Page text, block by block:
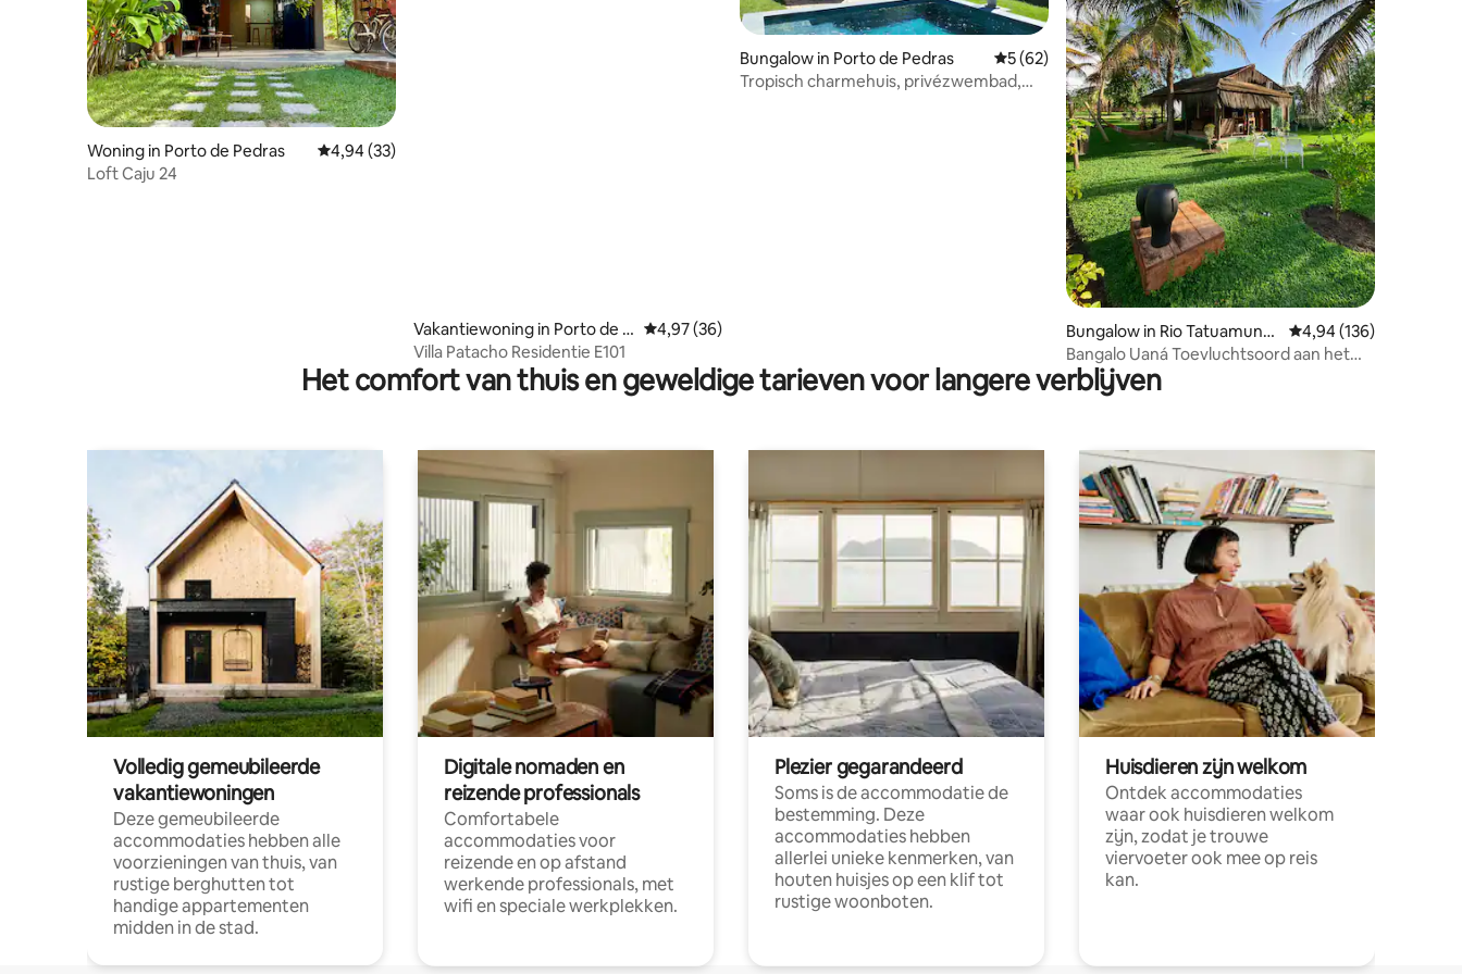
Woning in Porto de Pedras Gemiddelde beoordeling van 4,94 op 5, 33 recensies
4,94 (33)
Loft Caju 24
Vakantiewoning in Porto de P
edras
Gemiddelde beoordeling van 4,97 op 5, 36 recensies
4,97 (36)
Villa Patacho Residentie E101
Bungalow in Porto de Pedras Gemiddelde beoordeling van 5 op 5, 62 recensies
5 (62)
Tropisch charmehuis, privézwembad,
Bungalow in Rio Tatuamunh
a
Gemiddelde
4,94 (136)
Bangalo Uaná Toevluchtsoord aan het
strand van Tatuamunha
Het comfort van thuis en geweldige tarieven voor langere verblijven
Volledig gemeubileerde
vakantiewoningen
Deze gemeubileerde
accommodaties hebben alle
voorzieningen van thuis, van
rustige berghutten tot
handige appartementen
midden in de stad.
Digitale nomaden en
reizende professionals
Comfortabele
accommodaties voor
reizende en op afstand
werkende professionals, met
wifi en speciale werkplekken.
Plezier gegarandeerd
Soms is de accommodatie de
bestemming. Deze
accommodaties hebben
allerlei unieke kenmerken, van
houten huisjes op een klif tot
rustige woonboten.
Huisdieren zijn welkom
Ontdek accommodaties
waar ook huisdieren welkom
zijn, zodat je trouwe
viervoeter ook mee op reis
kan.